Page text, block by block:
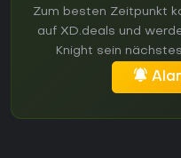
Zum besten Zeitpunkt
auf XD.deals und
Knight sein